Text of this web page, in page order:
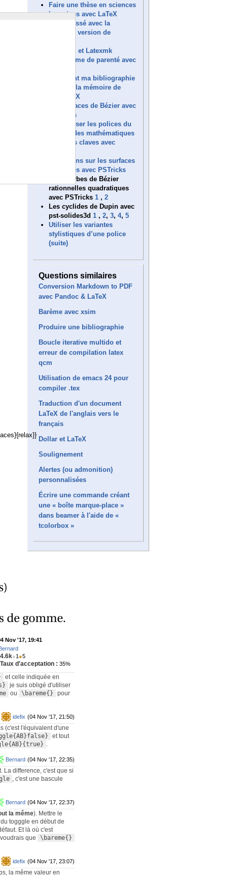
Nov '17, 19:41
4.6k●1 ●5
Taux d'acceptation : 35%
et celle indiquée en
je suis obligé d'utiliser
ou \bareme{}
pour
(04 Nov '17, 21:50)
idefix
(c'est l'équivalent d'une
et tout
.
(04 Nov '17, 22:35)
Bernard
La difference, c'est que si
, c'est une bascule
(04 Nov '17, 22:37)
Bernard
la même). Mettre le
togggle en début de
Et là où c'est
que
\bareme{}
(04 Nov '17, 23:07)
idefix
la même valeur en
Faire une thèse en sciences
humaines avec LaTeX
emph cassé avec la
nouvelle version de
XeLaTeX et Latexmk
Diagramme de parenté avec
Comment ma bibliographie
a saturé la mémoire de
(Xe)LaTeX
Les surfaces de Bézier avec
PSTricks
Harmoniser les polices du
texte et des mathématiques
Gérer les claves avec
Opérations sur les surfaces
implicites avec PSTricks
Les courbes de Bézier
rationnelles quadratiques
avec PSTricks 1 , 2
Les cyclides de Dupin avec
pst-solides3d 1 , 2, 3, 4, 5
Utiliser les variantes
stylistiques d’une police
(suite)
Questions similaires
Conversion Markdown to PDF
avec Pandoc & LaTeX
Barème avec xsim
Produire une bibliographie
Boucle iterative multido et
erreur de compilation latex
qcm
Utilisation de emacs 24 pour
compiler .tex
Traduction d'un document
LaTeX de l'anglais vers le
français
Dollar et LaTeX
Soulignement
Alertes (ou admonition)
personnalisées
Écrire une commande créant
une « boîte marque-place »
dans beamer à l'aide de «
tcolorbox »